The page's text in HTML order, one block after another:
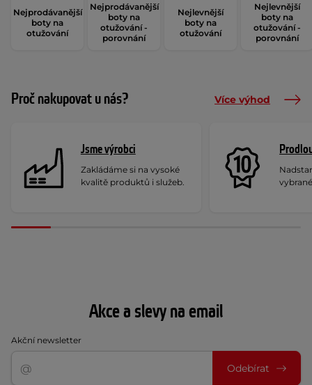
Nejprodávanější
boty na
otužování
Nejprodávanější
boty na
otužování -
porovnání
Nejlevnější
boty na
otužování
Nejlevnější
boty na
otužování -
porovnání
Proč nakupovat u nás? Více výhod
Jsme výrobci
Zakládáme si na vysoké
kvalitě produktů i služeb.
Akce a slevy na email
Akční newsletter
Odebírat